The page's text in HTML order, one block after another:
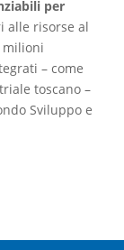
per
alle risorse al
milioni
– come
toscano –
Sviluppo e